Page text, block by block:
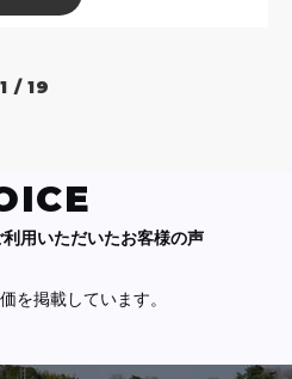
1 / 19
用いただいたお客様の声
を掲載しています。